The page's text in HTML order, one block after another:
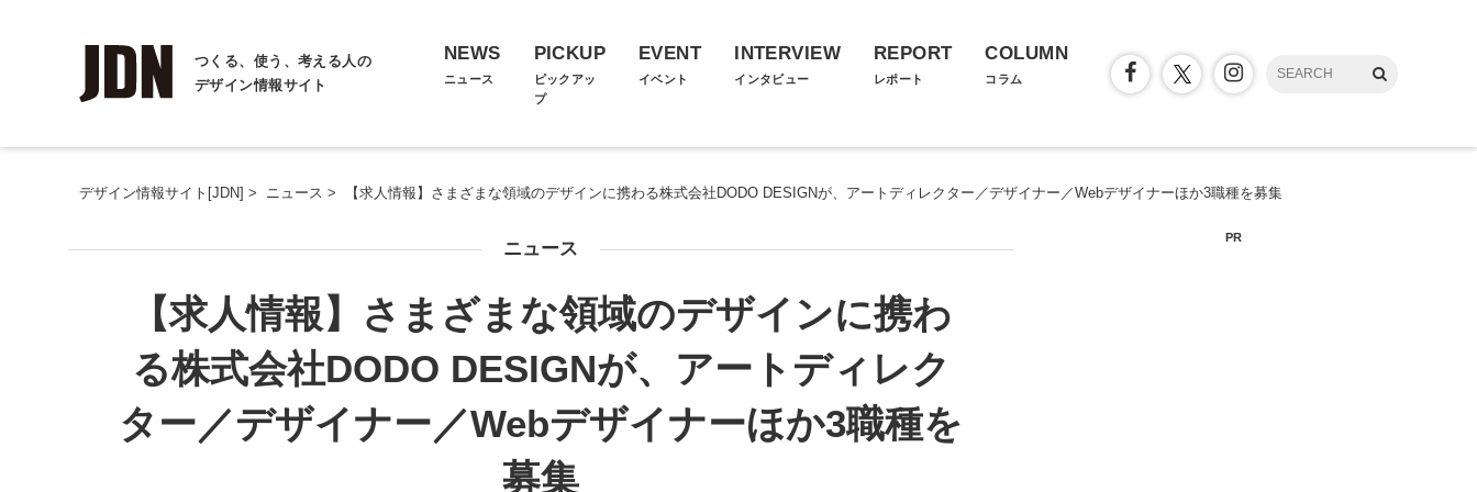
つくる、使う、考える人の
デザイン情報サイト
NEWS
ニュース
PICKUP
ピックアッ
プ
EVENT
イベント
INTERVIEW
インタビュー
REPORT
レポート
COLUMN
コラム
デザイン情報サイト[JDN] > ニュース > 【求人情報】さまざまな領域のデザインに携わる株式会社DODO DESIGNが、アートディレクター／デザイナー／Webデザイナーほか3職種を募集
ニュース
【求人情報】さまざまな領域のデザインに携わ
る株式会社DODO DESIGNが、アートディレク
ター／デザイナー／Webデザイナーほか3職種を
募集
PR